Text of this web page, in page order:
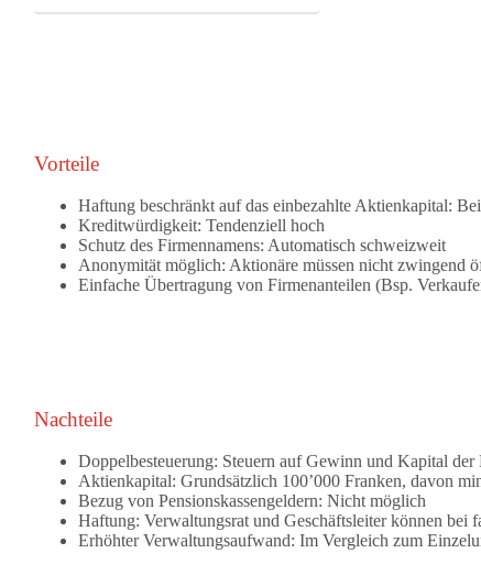
Vorteile
Haftung beschränkt auf das einbezahlte Aktienkapital:
Kreditwürdigkeit: Tendenziell hoch
Schutz des Firmennamens: Automatisch schweizweit
Anonymität möglich: Aktionäre müssen nicht zwingend
Einfache Übertragung von Firmenanteilen (Bsp.
Nachteile
Doppelbesteuerung: Steuern auf Gewinn und Kapital
Aktienkapital: Grundsätzlich 100’000 Franken, davon
Bezug von Pensionskassengeldern: Nicht möglich
Haftung: Verwaltungsrat und Geschäftsleiter können bei
Erhöhter Verwaltungsaufwand: Im Vergleich zum